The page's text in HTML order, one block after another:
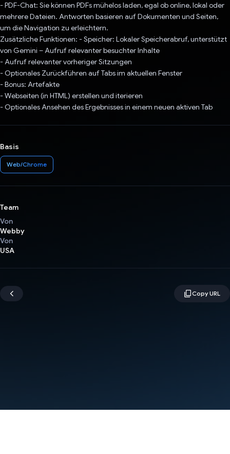
- PDF-Chat: Sie können PDFs mühelos laden, egal ob online, lokal oder
mehrere Dateien. Antworten basieren auf Dokumenten und Seiten,
um die Navigation zu erleichtern.
Zusätzliche Funktionen: - Speicher: Lokaler Speicherabruf, unterstützt
von Gemini – Aufruf relevanter besuchter Inhalte
- Aufruf relevanter vorheriger Sitzungen
- Optionales Zurückführen auf Tabs im aktuellen Fenster
- Bonus: Artefakte
- Webseiten (in HTML) erstellen und iterieren
- Optionales Ansehen des Ergebnisses in einem neuen aktiven Tab
Basis
Web/Chrome
Team
Von
Webby
Von
USA